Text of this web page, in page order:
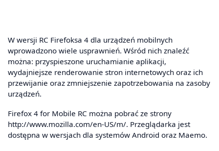
W wersji RC Firefoksa 4 dla urządzeń mobilnych
wprowadzono wiele usprawnień. Wśród nich znaleźć
można: przyspieszone uruchamianie aplikacji,
wydajniejsze renderowanie stron internetowych oraz ich
przewijanie oraz zmniejszenie zapotrzebowania na zasoby
urządzeń.
Firefox 4 for Mobile RC można pobrać ze strony
http://www.mozilla.com/en-US/m/. Przeglądarka jest
dostępna w wersjach dla systemów Android oraz Maemo.